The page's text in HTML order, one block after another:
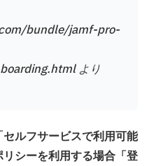
bundle/jamf-pro-
より
セルフサービスで利用可能
リシーを利用する場合「登